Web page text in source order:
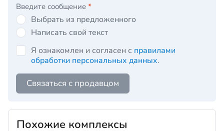
Введите сообщение *
Выбрать из предложенного
Написать свой текст
Я ознакомлен и согласен с правилами
обработки персональных данных.
Связаться с продавцом
Похожие комплексы